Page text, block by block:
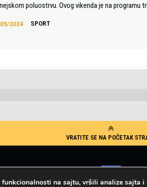
poluostrvu. Ovog vikenda je na programu
2024 SPORT
VRATITE SE NA POČETAK
na sajtu, vršili analize sajta i